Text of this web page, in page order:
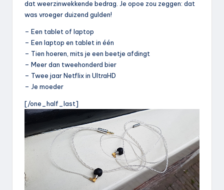
dat weerzinwekkende bedrag. Je opoe zou zeggen: dat
was vroeger duizend gulden!
– Een tablet of laptop
– Een laptop en tablet in één
– Tien hoeren, mits je een beetje afdingt
– Meer dan tweehonderd bier
– Twee jaar Netflix in UltraHD
– Je moeder
[/one_half_last]